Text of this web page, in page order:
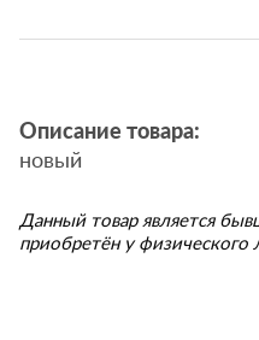
Описание товара:
новый
Данный товар является
приобретён у физического